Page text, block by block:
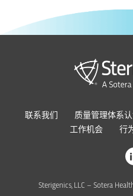
联系我们 质量管理体系
工作机会
行
Sterigenics, LLC – Sotera